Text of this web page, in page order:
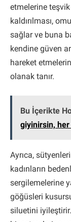
etmelerine
kaldırılması,
sağlar ve buna
kendine güven
hareket
olanak tanır.
Bu İçerikte
giyinirsin,
Ayrıca,
kadınların
sergilemelerine
göğüsleri
siluetini